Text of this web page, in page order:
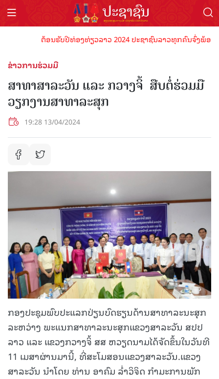
ຕ້ອນຮັບປີທ່ອງທ່ຽວລາວ 2024 ປະຊາຊົນລາວທຸກຄົນຈົ່ງພ້ອມ
ຂ່າວການຮ່ວມມື
ສາທາສາລະວັນ ແລະ ກວາງຈິ້ ສືບຕໍ່ຮ່ວມມື
ວຽກງານສາທາລະສຸກ
19:28 13/04/2024
ກອງປະຊຸມພົບປະແລກປ່ຽນບົດຮຽນດ້ານສາທາລະນະສຸຸກ
ລະຫວ່າງ ພະແນກສາທາລະນະສຸກແຂວງສາລະວັນ ສປປ
ລາວ ແລະ ແຂວງກວາງຈິ້ ສສ ຫວຽດນາມໄດ້ຈັດຂຶ້ນໃນວັນທີ
11 ເມສາຜ່ານມານີ້, ທີ່ສະໂມສອນແຂວງສາລະວັນ.ແຂວງ
ສາລະວັນ ນຳໂດຍ ທ່ານ ອາຄົມ ລໍ່າວິຈິດ ກຳມະການພັກ